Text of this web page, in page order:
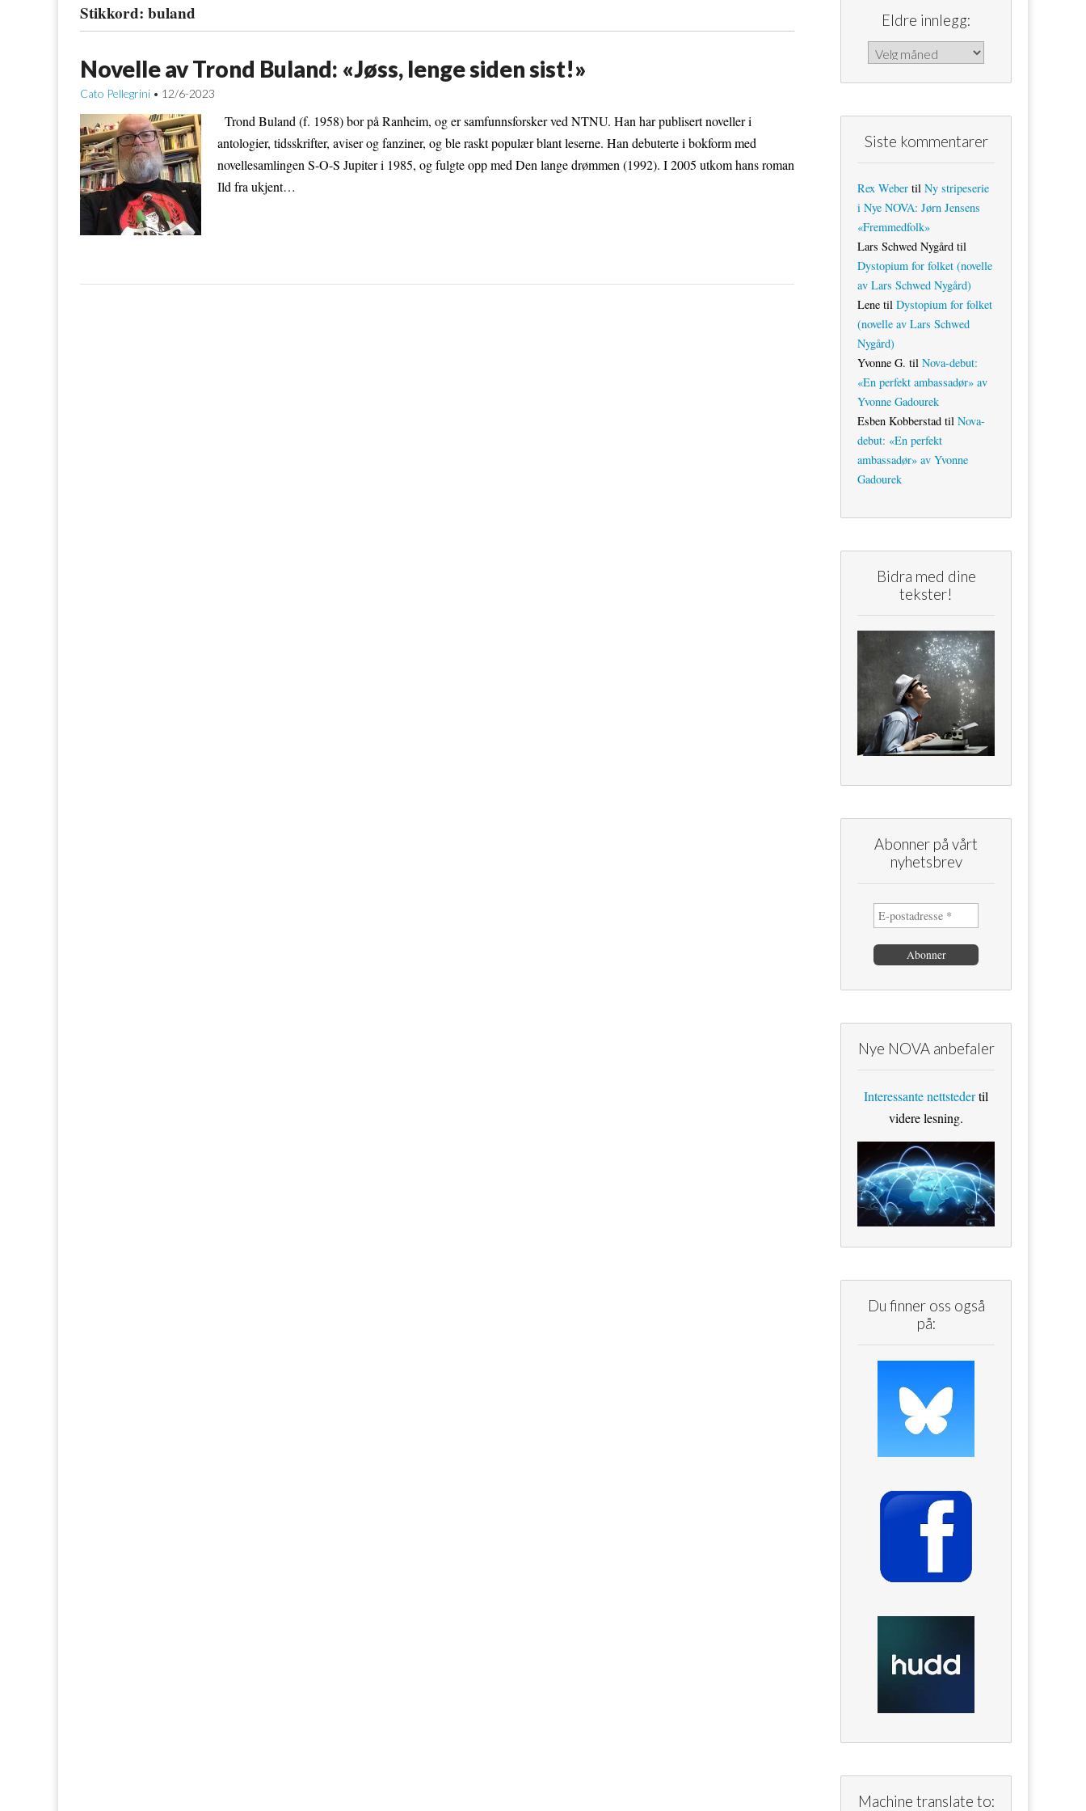
Stikkord: buland
Novelle av Trond Buland: «Jøss, lenge siden sist!»
Cato Pellegrini • 12/6-2023
Trond Buland (f. 1958) bor på Ranheim, og er samfunnsforsker ved NTNU. Han har publisert noveller i
antologier, tidsskrifter, aviser og fanziner, og ble raskt populær blant leserne. Han debuterte i bokform med
novellesamlingen S-O-S Jupiter i 1985, og fulgte opp med Den lange drømmen (1992). I 2005 utkom hans roman
Ild fra ukjent…
Eldre innlegg:
Eldre innlegg:
Siste kommentarer
Rex Weber til Ny stripeserie
i Nye NOVA: Jørn Jensens
«Fremmedfolk»
Lars Schwed Nygård til
Dystopium for folket (novelle
av Lars Schwed Nygård)
Lene til Dystopium for folket
(novelle av Lars Schwed
Nygård)
Yvonne G. til Nova-debut:
«En perfekt ambassadør» av
Yvonne Gadourek
Esben Kobberstad til Nova-
debut: «En perfekt
ambassadør» av Yvonne
Gadourek
Bidra med dine
tekster!
Abonner på vårt
nyhetsbrev
Nye NOVA anbefaler
Interessante nettstedertil
videre lesning.
Du finner oss også
på:
Machine translate to: